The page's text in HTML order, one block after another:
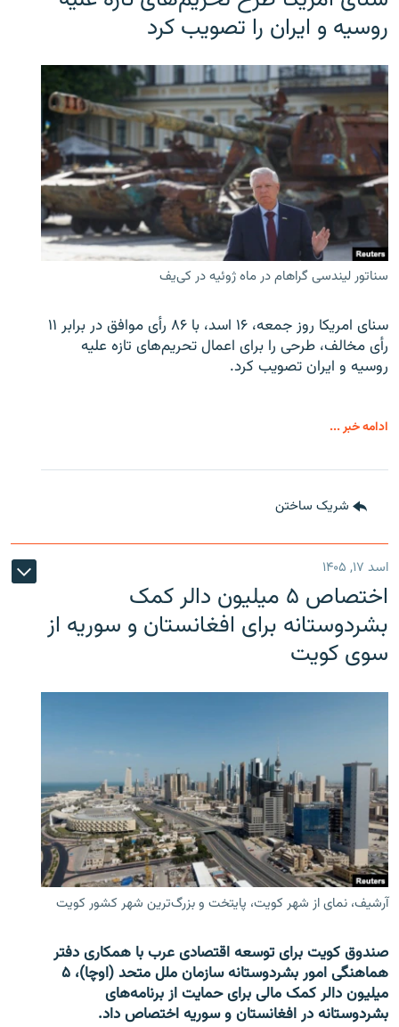
روسیه و ایران را تصویب کرد
سناتور لیندسی گراهام در ماه ژوئیه در کی‌یف
سنای امریکا روز جمعه، ۱۶ اسد، با ۸۶ رأی موافق در برابر ۱۱
رأی مخالف، طرحی را برای اعمال تحریم‌های تازه علیه
روسیه و ایران تصویب کرد.
ادامه خبر ...
شریک ساختن
اسد ۱۷, ۱۴۰۵
اختصاص ۵ میلیون دالر کمک
بشردوستانه برای افغانستان و سوریه از
سوی کویت
آرشیف، نمای از شهر کویت، پایتخت و بزرگ‌ترین شهر کشور کویت
صندوق کویت برای توسعه اقتصادی عرب با همکاری دفتر
هماهنگی امور بشردوستانه سازمان ملل متحد (اوچا)، ۵
میلیون دالر کمک مالی برای حمایت از برنامه‌های
بشردوستانه در افغانستان و سوریه اختصاص داد.